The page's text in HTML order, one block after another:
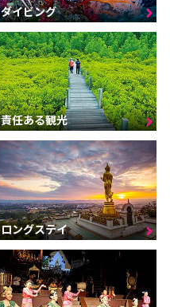
ダイビング
責任ある観光
ロングステイ